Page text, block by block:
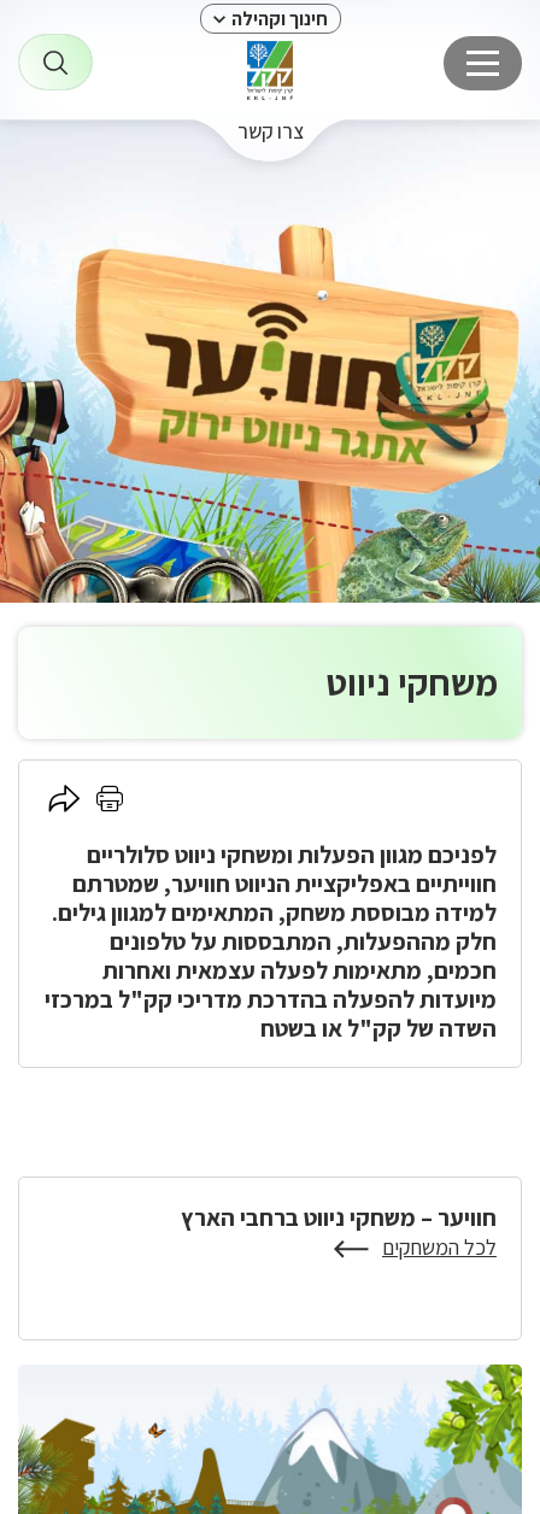
חינוך וקהילה
צרו קשר
משחקי ניווט
לחץ
להדפסה
לחץ
לפניכם מגוון הפעלות ומשחקי ניווט סלולריים
חווייתיים באפליקציית הניווט חוויער, שמטרתם
למידה מבוססת משחק, המתאימים למגוון גילים.
חלק מההפעלות, המתבססות על טלפונים
חכמים, מתאימות לפעלה עצמאית ואחרות
מיועדות להפעלה בהדרכת מדריכי קק"ל במרכזי
השדה של קק"ל או בשטח
חוויער – משחקי ניווט ברחבי הארץ
לכל המשחקים
על
משחקי
ניווט
ברחבי
הארץ